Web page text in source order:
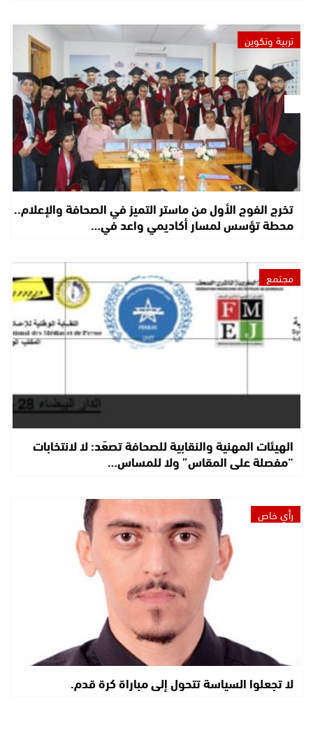
تربية وتكوين
تخرج الفوج الأول من ماستر التميز في الصحافة والإعلام..
محطة تؤسس لمسار أكاديمي واعد في…
مجتمع
الهيئات المهنية والنقابية للصحافة تصعّد: لا لانتخابات
“مفصلة على المقاس” ولا للمساس…
رأي خاص
لا تجعلوا السياسة تتحول إلى مباراة كرة قدم.